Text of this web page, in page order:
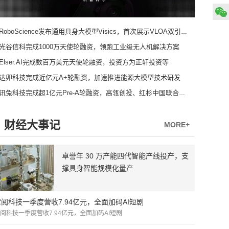
RoboScience发布通用具身大模型Visics，首次展示VLOA双引擎架构
谷信科完成1000万天使轮融资，领跑工业级无人机解决方案
完成数百万美元天使轮融资，投资方为正轩投资等
卯科技完成近亿元A+轮融资，加速推进能源大模型技术研发
讯兔科技完成超1亿元Pre-A轮融资，高瓴创投、红杉中国联合领投
MORE+
财经大事记
卓誉年 30 万产能四代智能产线投产，支
撑具身智能规模化量产
科技一季度营收7.94亿元，全面加码AI短剧
科技一季度营收7.94亿元，全面加码AI短剧